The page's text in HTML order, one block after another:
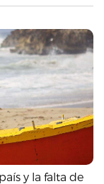
y la falta de